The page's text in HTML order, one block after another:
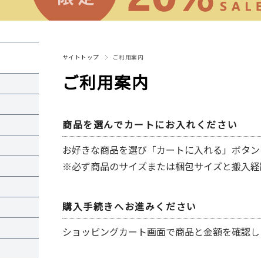
クッション
ラグ
スペシャルプライス
サイトトップ ご利用案内
ご利用案内
商品を選んでカートにお入れください
お好きな商品を選び「カートに入れる」ボタン
※必ず商品のサイズまたは梱包サイズと搬入経
購入手続きへお進みください
ショッピングカート画面で商品と金額を確認